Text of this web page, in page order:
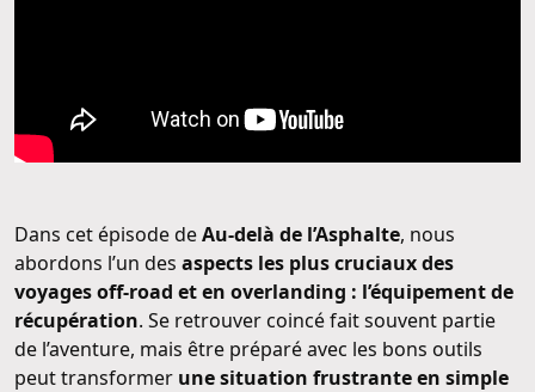
Dans cet épisode deAu-delà de l’Asphalte, nous
abordons l’un des aspects les plus cruciaux des
voyages off-road et en overlanding : l’équipement de
récupération. Se retrouver coincé fait souvent partie
de l’aventure, mais être préparé avec les bons outils
peut transformer une situation frustrante en simple